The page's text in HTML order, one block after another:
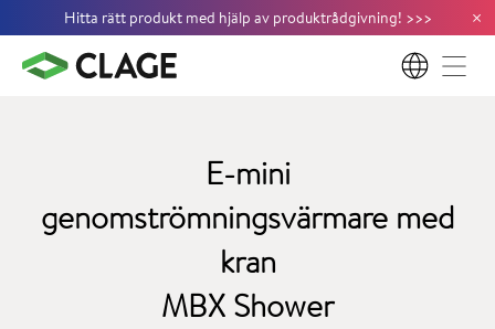
Hitta rätt produkt med hjälp av produktrådgivning! >>> ×
SV
E-mini
genomströmningsvärmare med
kran
MBX Shower